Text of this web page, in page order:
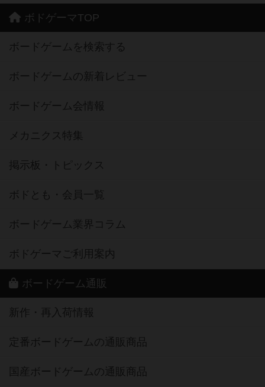
ボドゲーマTOP
ボードゲームを検索する
ボードゲームの新着レビュー
ボードゲーム会情報
メカニクス特集
掲示板・トピックス
ボドとも・会員一覧
ボードゲーム業界コラム
ボドゲーマご利用案内
ボードゲーム通販
新作・再入荷情報
定番ボードゲームの通販商品
国産ボードゲームの通販商品